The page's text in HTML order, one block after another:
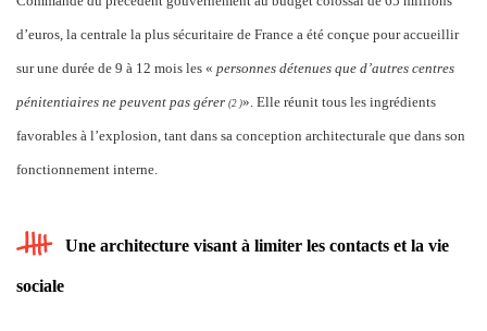
d’euros, la centrale la plus sécuritaire de France a été conçue pour accueillir
sur une durée de 9 à 12 mois les « personnes détenues que d’autres centres
pénitentiaires ne peuvent pas gérer (2 )». Elle réunit tous les ingrédients
favorables à l’explosion, tant dans sa conception architecturale que dans son
fonctionnement interne.
Une architecture visant à limiter les contacts et la vie
sociale